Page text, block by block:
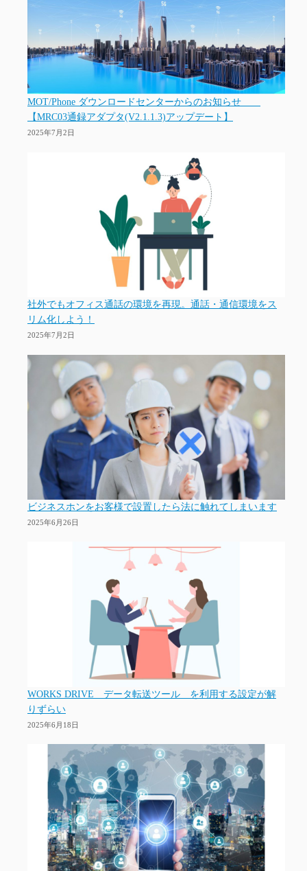
MOT/Phone ダウンロードセンターからのお知らせ
【MRC03通録アダプタ(V2.1.1.3)アップデート】
2025年7月2日
社外でもオフィス通話の環境を再現。通話・通信環境をス
リム化しよう！
2025年7月2日
ビジネスホンをお客様で設置したら法に触れてしまいます
2025年6月26日
WORKS DRIVE データ転送ツール を利用する設定が解
りずらい
2025年6月18日